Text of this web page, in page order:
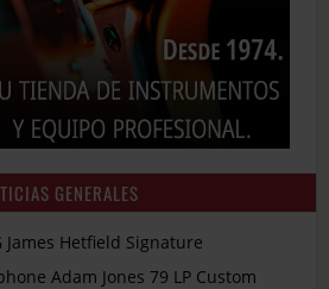
GENERALES
James Hetfield Signature
Adam Jones 79 LP Custom